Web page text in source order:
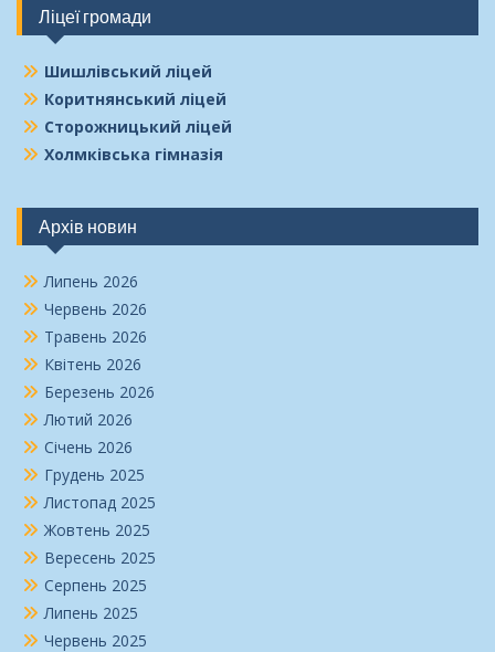
Ліцеї громади
Шишлівський ліцей
Коритнянський ліцей
Сторожницький ліцей
Холмківська гімназія
Архів новин
Липень 2026
Червень 2026
Травень 2026
Квітень 2026
Березень 2026
Лютий 2026
Січень 2026
Грудень 2025
Листопад 2025
Жовтень 2025
Вересень 2025
Серпень 2025
Липень 2025
Червень 2025